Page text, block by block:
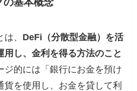
、 DeFi（分散型金融）を活
用し、金利を得る方法のこと
ジ的には「銀行にお金を預け
貨を使用し、お金を貸して利